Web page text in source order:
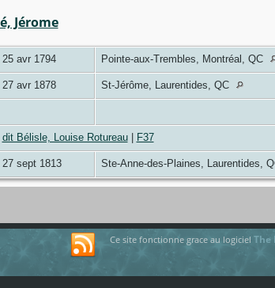
Jérome
25 avr 1794 Pointe-aux-Trembles, Montréal, QC
27 avr 1878 St-Jérôme, Laurentides, QC
dit Bélisle, Louise Rotureau| F37
27 sept 1813 Ste-Anne-des-Plaines, Laurentides,
Ce site fonctionne grace au logiciel The